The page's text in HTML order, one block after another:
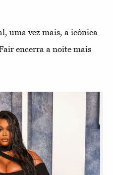
uma vez mais, a icónica
encerra a noite mais